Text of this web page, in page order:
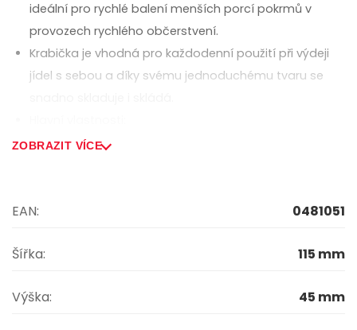
ideální pro rychlé balení menších porcí pokrmů v
provozech rychlého občerstvení.
Krabička je vhodná pro každodenní použití při výdeji
jídel s sebou a díky svému jednoduchému tvaru se
rozměr: 115 × 75 × 45 mm
vhodná na hranolky, přílohy, nuggety, menší snacky
jednoduchý a ekologický vzhled
Papírová krabička Fast Food Box je cenově
ZOBRAZIT VÍCE
EAN: 0481051
Šířka: 115 mm
Výška: 45 mm